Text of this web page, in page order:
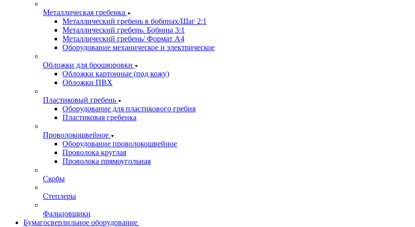
Металлическая гребенка
Металлический гребень в бобинах/Шаг 2:1
Металлический гребень. Бобины 3:1
Металлический гребень/ Формат А4
Оборудование механическое и электрическое
Обложки для брошюровки
Обложки картонные (под кожу)
Обложки ПВХ
Пластиковый гребень
Оборудование для пластикового гребня
Пластиковая гребенка
Проволокошвейное
Оборудование проволокошвейное
Проволока круглая
Проволока прямоугольная
Скобы
Степлеры
Фальцовщики
Бумагосверлильное оборудование